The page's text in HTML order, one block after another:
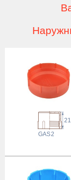
GAS 2
21